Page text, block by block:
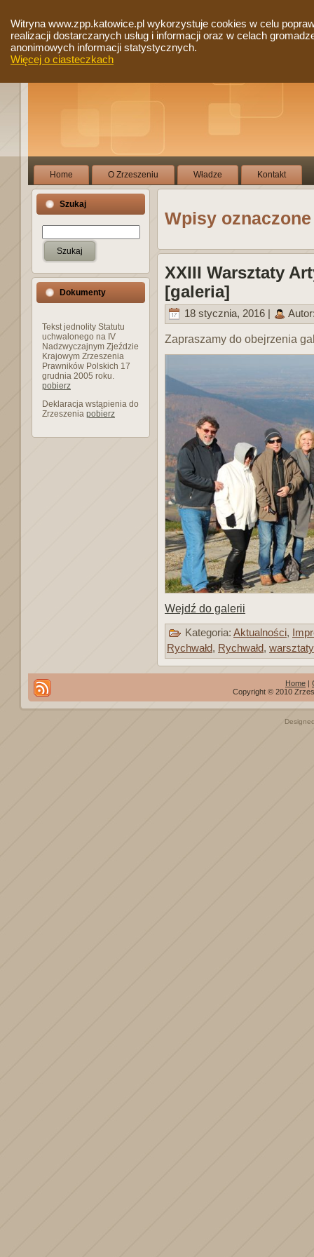
Home O Zrzeszeniu Władze Kontakt
Szukaj
Dokumenty
Tekst jednolity Statutu
uchwalonego na IV
Nadzwyczajnym Zjeździe
Krajowym Zrzeszenia
Prawników Polskich 17
grudnia 2005 roku.
pobierz
Deklaracja wstąpienia do
Zrzeszenia pobierz
Wpisy oznaczone
XXIII Warsztaty
[galeria]
18 stycznia, 2016 |
Zapraszamy do obejrzenia
Wejdź do galerii
Kategoria: Aktualności,
Rychwałd, Rychwałd,
Home |
Copyright © 2010
Witryna www.zpp.katowice.pl wykorzystuje cookies w celu
realizacji dostarczanych usług i informacji oraz w celach
anonimowych informacji statystycznych.
Więcej o ciasteczkach